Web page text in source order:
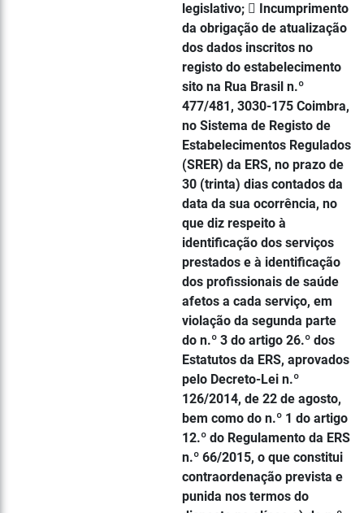
legislativo;  Incumprimento
da obrigação de atualização
dos dados inscritos no
registo do estabelecimento
sito na Rua Brasil n.º
477/481, 3030-175 Coimbra,
no Sistema de Registo de
Estabelecimentos Regulados
(SRER) da ERS, no prazo de
30 (trinta) dias contados da
data da sua ocorrência, no
que diz respeito à
identificação dos serviços
prestados e à identificação
dos profissionais de saúde
afetos a cada serviço, em
violação da segunda parte
do n.º 3 do artigo 26.º dos
Estatutos da ERS, aprovados
pelo Decreto-Lei n.º
126/2014, de 22 de agosto,
bem como do n.º 1 do artigo
12.º do Regulamento da ERS
n.º 66/2015, o que constitui
contraordenação prevista e
punida nos termos do